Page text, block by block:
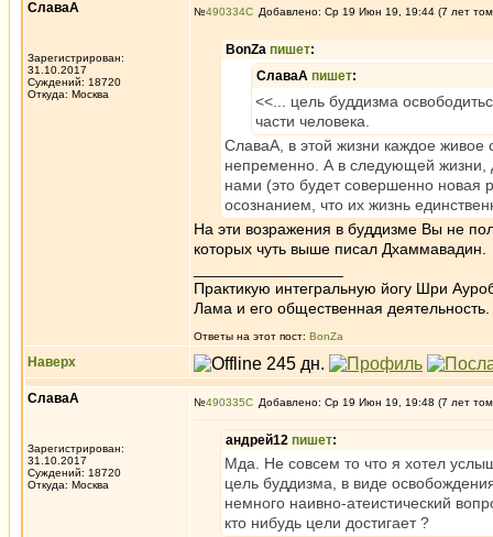
СлаваА
Зарегистрирован:
31.10.2017
Суждений: 18720
Откуда: Москва
№490334 Добавлено: Ср 19 Июн 19, 19:44 (7 лет
BonZa пишет:
СлаваА пишет:
<<... цель буддизма
части человека.
СлаваА, в этой жизни каждое живое
непременно. А в следующей жизни,
нами (это будет совершенно новая
осознанием, что их жизнь
На эти возражения в буддизме Вы не
которых чуть выше писал Дхаммавадин.
Практикую интегральную йогу Шри
Лама и его общественная деятельность.
Ответы на этот пост: BonZa
Наверх
СлаваА
Зарегистрирован:
31.10.2017
Суждений: 18720
Откуда: Москва
№490335 Добавлено: Ср 19 Июн 19, 19:48 (7 лет
андрей12 пишет:
Мда. Не совсем то что я хотел
цель буддизма, в виде
немного наивно-атеистический
кто нибудь цели достигает ?